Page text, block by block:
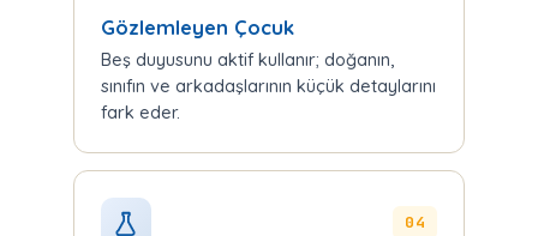
Gözlemleyen Çocuk
Beş duyusunu aktif kullanır; doğanın,
sınıfın ve arkadaşlarının küçük detaylarını
fark eder.
04